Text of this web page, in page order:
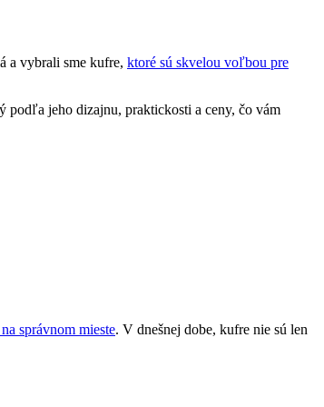
a vybrali sme kufre, ktoré sú skvelou voľbou pre
podľa jeho dizajnu, praktickosti a ceny, čo vám
na správnom mieste. V dnešnej dobe, kufre nie sú len